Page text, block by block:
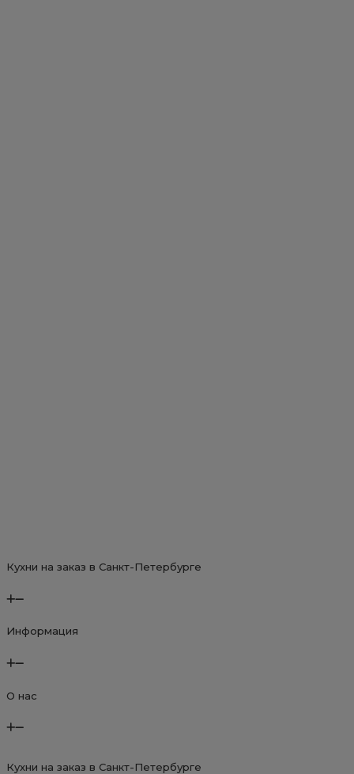
Кухни на заказ в Санкт-Петербурге
Информация
О нас
Кухни на заказ в Санкт-Петербурге